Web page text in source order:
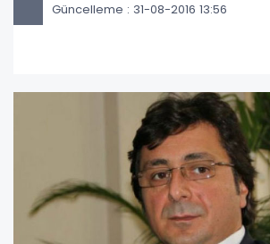
Güncelleme : 31-08-2016 13:56